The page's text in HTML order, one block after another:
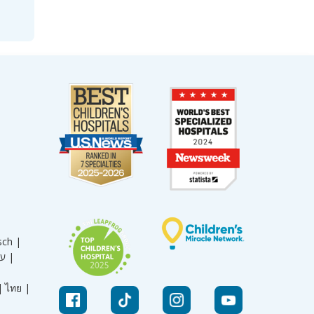
|
עברית |
ไทย |